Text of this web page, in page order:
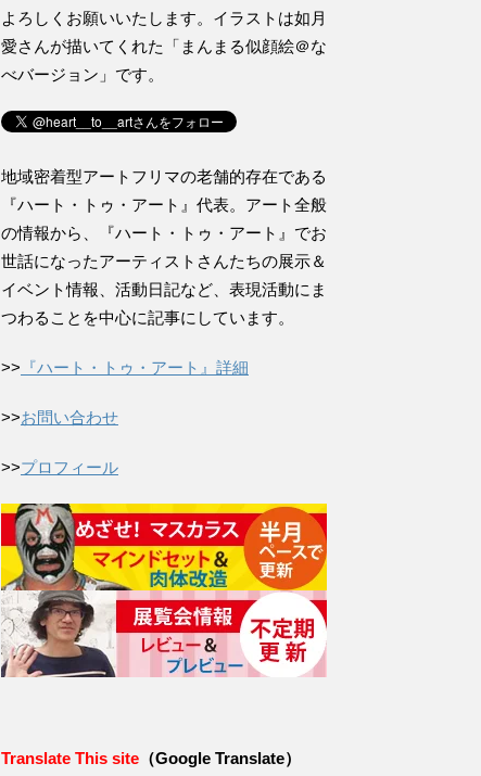
よろしくお願いいたします。イラストは如月
愛さんが描いてくれた「まんまる似顔絵＠な
べバージョン」です。
地域密着型アートフリマの老舗的存在である
『ハート・トゥ・アート』代表。アート全般
の情報から、『ハート・トゥ・アート』でお
世話になったアーティストさんたちの展示＆
イベント情報、活動日記など、表現活動にま
つわることを中心に記事にしています。
>> 『ハート・トゥ・アート』詳細
>>お問い合わせ
>>プロフィール
Translate This site （Google Translate）